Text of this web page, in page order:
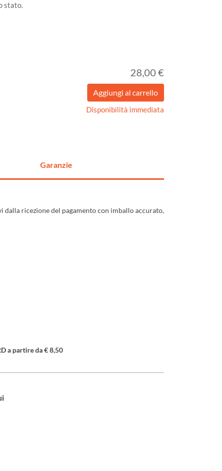
stato.
28,00 €
Disponibilità immediata
Garanzie
ricezione del pagamento con imballo accurato,
a partire da € 8,50